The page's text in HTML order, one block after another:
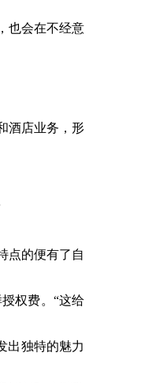
也会在不经意
酒店业务，形
点的便有了自
权费。“这给
出独特的魅力